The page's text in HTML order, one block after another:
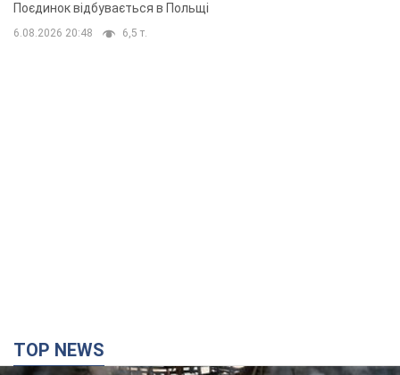
Поєдинок відбувається в Польщі
6.08.2026 20:48 6,5 т.
TOP NEWS